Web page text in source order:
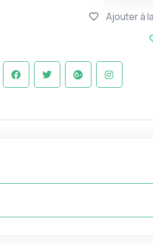
Ajouter à